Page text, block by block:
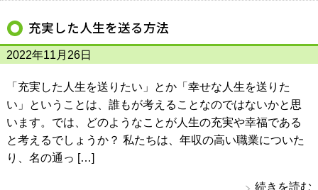
充実した人生を送る方法
2022年11月26日
「充実した人生を送りたい」とか「幸せな人生を送りた
い」ということは、誰もが考えることなのではないかと思
います。では、どのようなことが人生の充実や幸福である
と考えるでしょうか？ 私たちは、年収の高い職業についた
り、名の通っ […]
続きを読む